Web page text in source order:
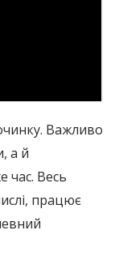
Важливо
а й
час. Весь
працює